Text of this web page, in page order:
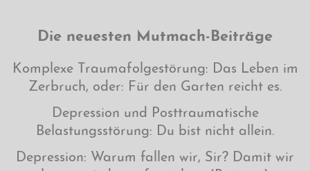
Die neuesten Mutmach-Beiträge
Komplexe Traumafolgestörung: Das Leben im
Zerbruch, oder: Für den Garten reicht es.
Depression und Posttraumatische
Belastungsstörung: Du bist nicht allein.
Depression: Warum fallen wir, Sir? Damit wir